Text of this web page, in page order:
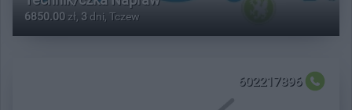
6850.00 zł, 3 dni, Tczew
602217896